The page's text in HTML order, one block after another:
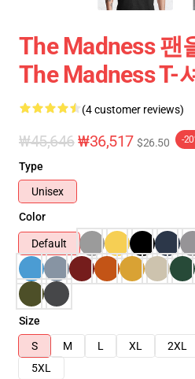
The Madness 팬
The Madness T-
(4 customer reviews)
₩45,646₩36,517 $26.50 -
Type
Unisex
Color
Default
Size
S
M L XL 2XL
5XL